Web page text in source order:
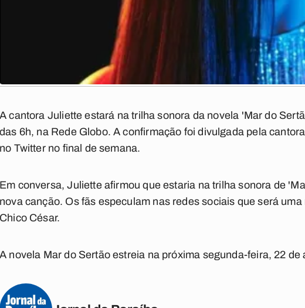
A cantora Juliette estará na trilha sonora da novela 'Mar do
das 6h, na Rede Globo. A confirmação foi divulgada pela
no Twitter no final de semana.
Em conversa, Juliette afirmou que estaria na trilha sonora de
nova canção. Os fãs especulam nas redes sociais que será uma
Chico César.
A novela Mar do Sertão estreia na próxima segunda-feira, 22 de